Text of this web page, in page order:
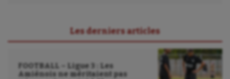
Les derniers articles
FOOTBALL – Ligue 3 : Les
Amiénois ne méritaient pas